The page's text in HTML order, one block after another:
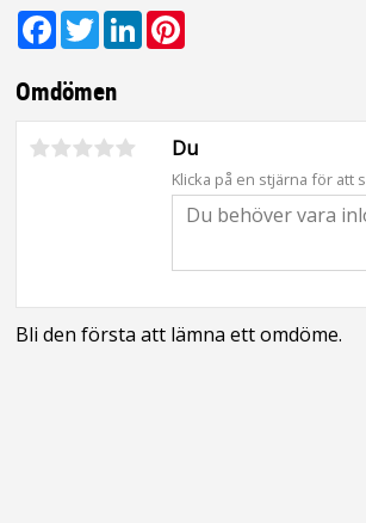
Facebook
TwitterLinkedIn
Omdömen
Du
Klicka på en stjärna för att
Bli den första att lämna ett omdöme.